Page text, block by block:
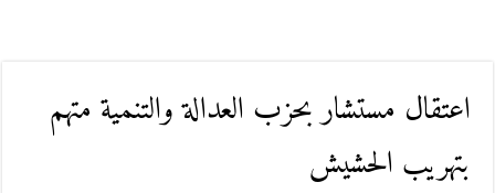
اعتقال مستشار بحزب العدالة والتنمية متهم
بتهريب الحشيش